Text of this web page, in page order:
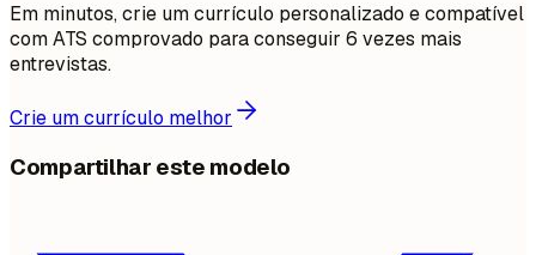
Em minutos, crie um currículo personalizado e compatível
com ATS comprovado para conseguir 6 vezes mais
entrevistas.
Crie um currículo melhor
Compartilhar este modelo